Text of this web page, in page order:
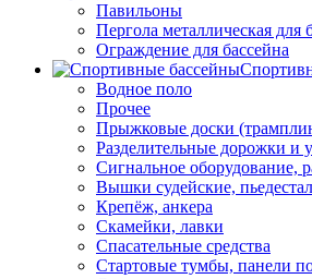
Павильоны
Пергола металлическая для
Ограждение для бассейна
Водное поло
Прочее
Прыжковые доски
Разделительные дорожки и
Cигнальное оборудование,
Вышки судейские,
Крепёж, анкера
Скамейки, лавки
Спасательные средства
Стартовые тумбы, панели